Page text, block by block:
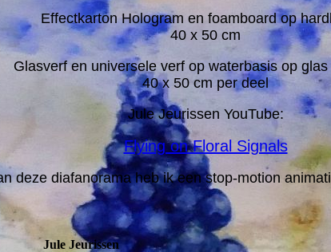
Effectkarton Hologram en foamboard op
40 x 50 cm
Glasverf en universele verf op waterbasis op
40 x 50 cm per deel
Jule Jeurissen YouTube:
Flying on Floral Signals
deze diafanorama heb ik een stop-motion
Jule Jeurissen